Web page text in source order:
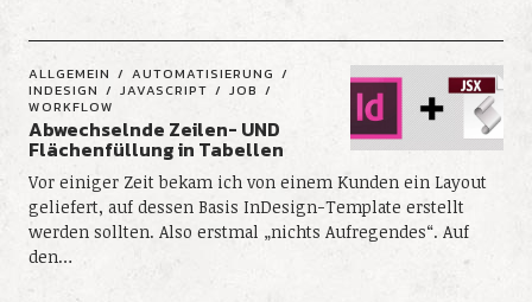
ALLGEMEIN
AUTOMATISIERUNG
INDESIGN
JAVASCRIPT
JOB
WORKFLOW
Abwechselnde Zeilen- UND
Flächenfüllung in Tabellen
Vor einiger Zeit bekam ich von einem Kunden ein Layout
geliefert, auf dessen Basis InDesign-Template erstellt
werden sollten. Also erstmal „nichts Aufregendes“. Auf
den…